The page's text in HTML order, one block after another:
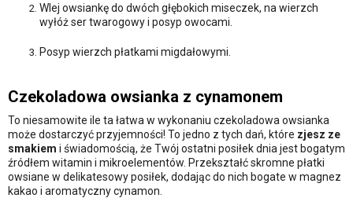
Wlej owsiankę do dwóch głębokich miseczek, na wierzch
wyłóż ser twarogowy i posyp owocami.
Posyp wierzch płatkami migdałowymi.
Czekoladowa owsianka z cynamonem
To niesamowite ile ta łatwa w wykonaniu czekoladowa owsianka
może dostarczyć przyjemności! To jedno z tych dań, które zjesz ze
smakiem i świadomością, że Twój ostatni posiłek dnia jest bogatym
źródłem witamin i mikroelementów. Przekształć skromne płatki
owsiane w delikatesowy posiłek, dodając do nich bogate w magnez
kakao i aromatyczny cynamon.